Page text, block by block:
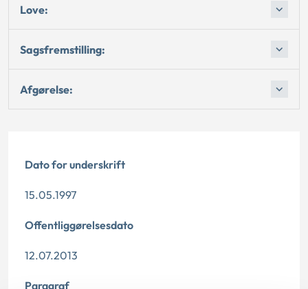
Love:
Sagsfremstilling:
Afgørelse:
Dato for underskrift
15.05.1997
Offentliggørelsesdato
12.07.2013
Paragraf